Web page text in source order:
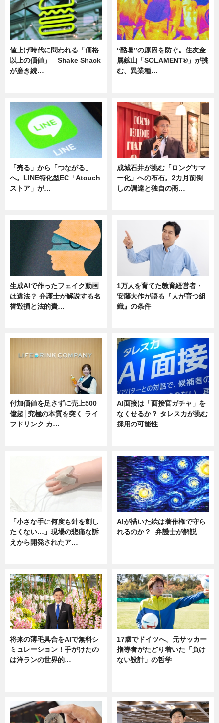
値上げ時代に問われる「価格
以上の価値」 Shake Shack
が磨き続…
“酷暑”の原因を防ぐ。住友金
属鉱山「SOLAMENT®」が挑
む、異業種…
「売る」から「つながる」
へ。LINE特化型EC「Atouch
ストア」が…
成城石井が挑む「ロングサマ
ー化」への布石。2カ月前倒
しの調達と独自の商…
生成AIで作ったフェイク動画
は違法？ 弁護士が解説する名
誉毀損と法的責…
1万人を育てた教育経営者・
安藤大作が語る『人が育つ組
織』の条件
付加価値を足さずに売上500
億超│究極の本質を突く ライ
フドリンク カ…
AI面接は「面接官ガチャ」を
なくせるか？ タレスカが挑む
採用の可能性
「小さな手に何度も針を刺し
たくない…」現場の悲痛な訴
えから開発されたア…
AIが描いた絵は著作権で守ら
れるのか？│弁護士が解説
将来の薄毛具合をAIで無料シ
ミュレーション！手がけたの
は洋ランの世界的…
17歳でドイツへ。元サッカー
指導者がたどり着いた「負け
ない設計」の哲学